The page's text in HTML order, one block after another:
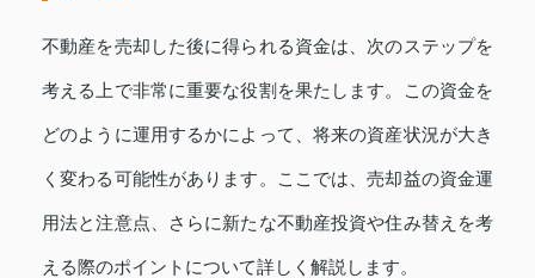
不動産を売却した後に得られる資金は、次のステップを
考える上で非常に重要な役割を果たします。この資金を
どのように運用するかによって、将来の資産状況が大き
く変わる可能性があります。ここでは、売却益の資金運
用法と注意点、さらに新たな不動産投資や住み替えを考
える際のポイントについて詳しく解説します。